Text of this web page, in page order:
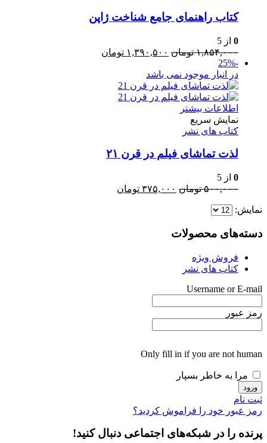
کتاب راهنمای‌ جامع شناخت ژاپن
0 از 5
۱,۸۵۴,۰۰۰ تومان قیمت
بود.
۱,۳۹۰,۵۰۰ تومان
-25%
در انبار موجود نمی باشد
اطلاعات بیشتر
نمایش سریع
کتاب های نشر
لذت تماشای فیلم در قرن ۲۱
0 از 5
۵۰۰,۰۰۰ تومان قیمت
۳۷۵,۰۰۰ تومان
نمایش:
دسته‌های محصولات
فروش ویژه
کتاب های نشر
Username or E-mail
رمز عبور
Only fill in if you are not human
مرا به خاطر بسپار
ثبت نام
رمز عبور خود را فراموش کردید؟
پرنده را در شبکه‌های اجتماعی دنبال کنید!